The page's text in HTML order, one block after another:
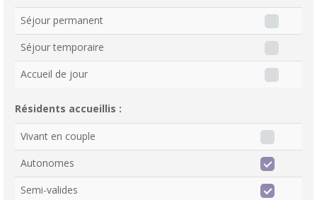
Séjour permanent
Séjour temporaire
Accueil de jour
Résidents accueillis :
Vivant en couple
Autonomes
Semi-valides